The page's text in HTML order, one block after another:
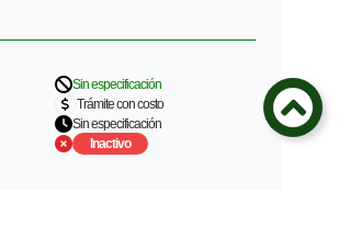
Sin especificación
Trámite con costo
Sin especificación
Inactivo